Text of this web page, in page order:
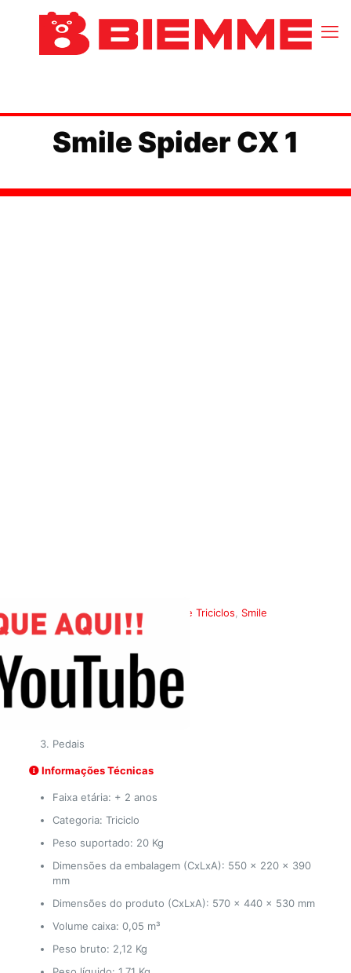
Smile Spider CX 1
Categorias:Triciclos ,Andadores e Triciclos Smile
Detalhes
Rodas grandes
Pedais
Informações Técnicas
Faixa etária: + 2 anos
Categoria: Triciclo
Peso suportado: 20 Kg
Dimensões da embalagem (CxLxA): 550 x 220 x 390
mm
Dimensões do produto (CxLxA): 570 x 440 x 530 mm
Volume caixa: 0,05 m³
Peso bruto: 2,12 Kg